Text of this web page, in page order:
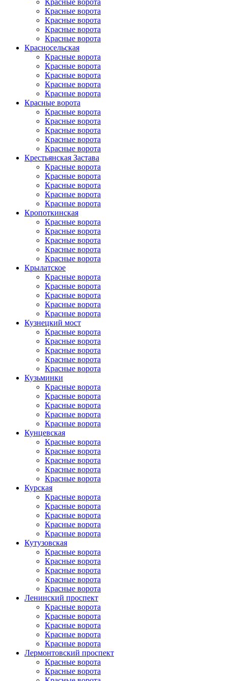
Красные ворота
Красные ворота
Красные ворота
Красные ворота
Красные ворота
Красно­сельская
Красные ворота
Красные ворота
Красные ворота
Красные ворота
Красные ворота
Красные ворота
Красные ворота
Красные ворота
Красные ворота
Красные ворота
Красные ворота
Крестьянская Застава
Красные ворота
Красные ворота
Красные ворота
Красные ворота
Красные ворота
Кропоткинс­кая
Красные ворота
Красные ворота
Красные ворота
Красные ворота
Красные ворота
Крылатское
Красные ворота
Красные ворота
Красные ворота
Красные ворота
Красные ворота
Кузнецкий мост
Красные ворота
Красные ворота
Красные ворота
Красные ворота
Красные ворота
Кузьминки
Красные ворота
Красные ворота
Красные ворота
Красные ворота
Красные ворота
Кунцевская
Красные ворота
Красные ворота
Красные ворота
Красные ворота
Красные ворота
Курская
Красные ворота
Красные ворота
Красные ворота
Красные ворота
Красные ворота
Кутузовская
Красные ворота
Красные ворота
Красные ворота
Красные ворота
Красные ворота
Ленинский проспект
Красные ворота
Красные ворота
Красные ворота
Красные ворота
Красные ворота
Лермонтовский проспект
Красные ворота
Красные ворота